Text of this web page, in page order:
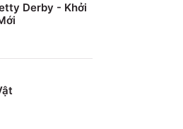
Derby - Khởi